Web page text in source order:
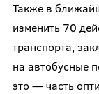
Также в
изменить 70
транспорта,
на автобусные
это — часть